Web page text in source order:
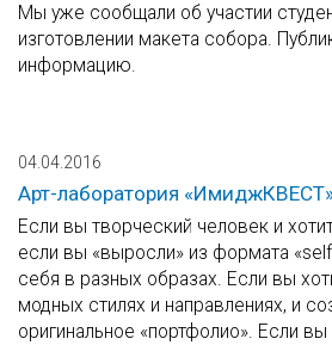
Мы уже сообщали об участии
изготовлении макета собора.
информацию.
04.04.2016
Арт-лаборатория
Если вы творческий человек и
если вы «выросли» из формата
себя в разных образах. Если вы
модных стилях и направлениях, и
оригинальное «портфолио». Если